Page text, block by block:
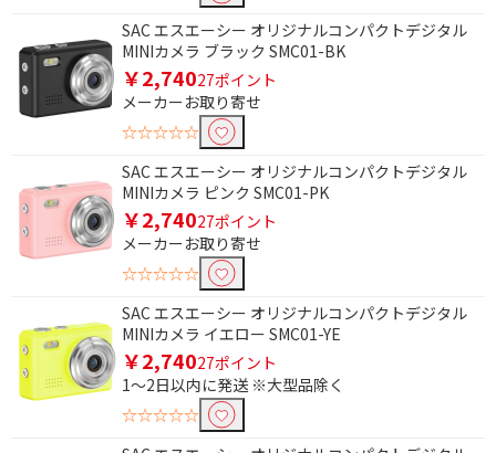
SAC エスエーシー オリジナルコンパクトデジタル
MINIカメラ ブラック SMC01-BK
￥2,74027ポイント
メーカーお取り寄せ
☆☆☆☆☆
SAC エスエーシー オリジナルコンパクトデジタル
MINIカメラ ピンク SMC01-PK
￥2,74027ポイント
メーカーお取り寄せ
☆☆☆☆☆
SAC エスエーシー オリジナルコンパクトデジタル
MINIカメラ イエロー SMC01-YE
￥2,74027ポイント
1～2日以内に発送 ※大型品除く
☆☆☆☆☆